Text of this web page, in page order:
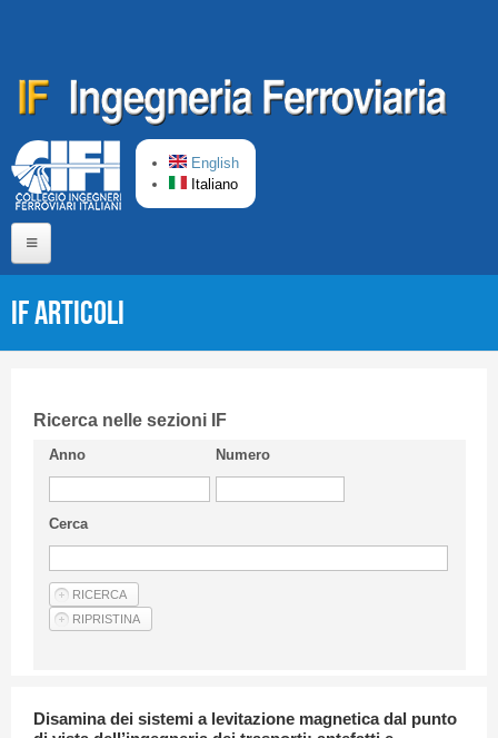
English
Italiano
CIFI in breve
Linee Guida
Privacy Policy
Articoli
IF Articoli
Ricerca nelle sezioni IF
Anno Numero
Cerca
Disamina dei sistemi a levitazione magnetica dal punto